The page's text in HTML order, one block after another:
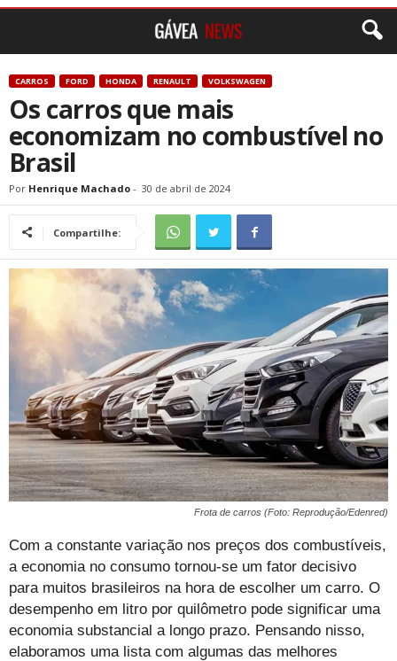
CARROS FORD HONDA RENAULT VOLKSWAGEN
Os carros que mais
economizam no combustível no
Brasil
Por Henrique Machado - 30 de abril de 2024
Compartilhe:
Frota de carros (Foto: Reprodução/Edenred)
Com a constante variação nos preços dos combustíveis,
a economia no consumo tornou-se um fator decisivo
para muitos brasileiros na hora de escolher um carro. O
desempenho em litro por quilômetro pode significar uma
economia substancial a longo prazo. Pensando nisso,
elaboramos uma lista com algumas das melhores